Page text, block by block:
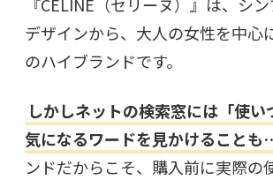
『CELINE（セリーヌ）』は、シ
デザインから、大人の女性を中心
のハイブランドです。
しかしネットの検索窓には「使い
気になるワードを見かけること
ンドだからこそ、購入前に実際の